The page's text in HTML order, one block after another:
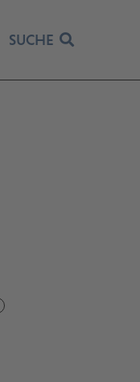
SUCHE